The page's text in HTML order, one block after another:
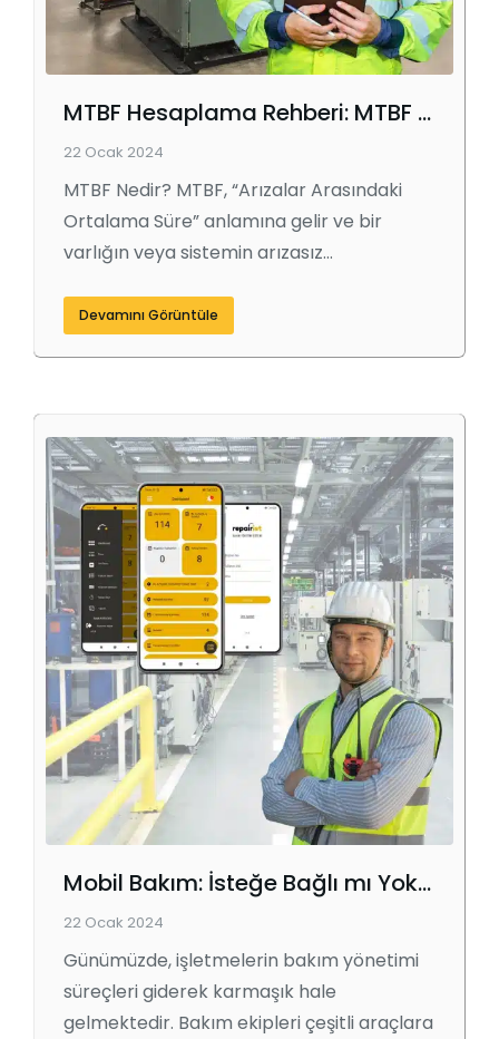
MTBF Hesaplama Rehberi: MTBF Nedir ve Nasıl Hesaplanır?
22 Ocak 2024
MTBF Nedir? MTBF, “Arızalar Arasındaki
Ortalama Süre” anlamına gelir ve bir
varlığın veya sistemin arızasız…
Devamını Görüntüle
Mobil Bakım: İsteğe Bağlı mı Yoksa Gerekli mi?
22 Ocak 2024
Günümüzde, işletmelerin bakım yönetimi
süreçleri giderek karmaşık hale
gelmektedir. Bakım ekipleri çeşitli araçlara